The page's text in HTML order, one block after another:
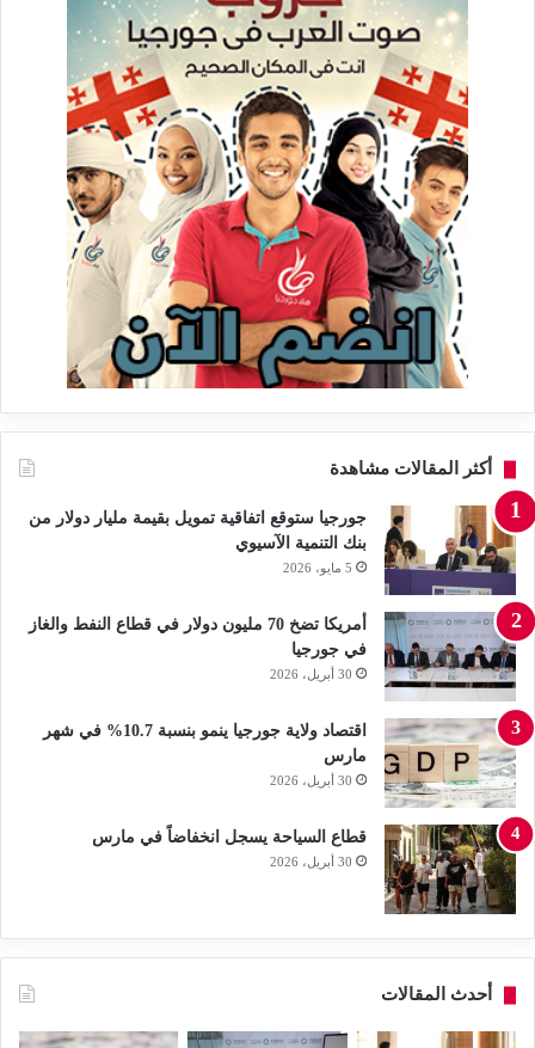
أكثر المقالات مشاهدة
جورجيا ستوقع اتفاقية تمويل بقيمة مليار دولار من
بنك التنمية الآسيوي
5 مايو، 2026
أمريكا تضخ 70 مليون دولار في قطاع النفط والغاز
في جورجيا
30 أبريل، 2026
اقتصاد ولاية جورجيا ينمو بنسبة 10.7% في شهر
مارس
30 أبريل، 2026
قطاع السياحة يسجل انخفاضاً في مارس
30 أبريل، 2026
أحدث المقالات